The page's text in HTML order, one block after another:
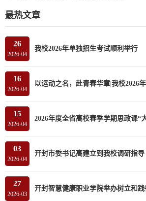
最热文章
26
2026-04
我校2026年单独招生考试顺利举行
16
2026-04
15
2026-04
03
2026-04
开封市委书记高建立到我校调研指导
27
2026-03